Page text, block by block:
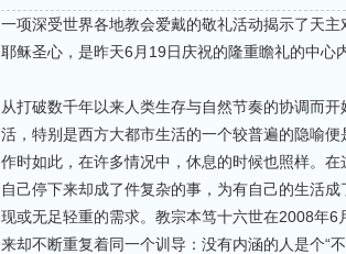
一项深受世界各地教会爱戴的敬礼活动揭示了天
耶稣圣心，是昨天6月19日庆祝的隆重瞻礼的中心
从打破数千年以来人类生存与自然节奏的协调而
活，特别是西方大都市生活的一个较普遍的隐喻
作时如此，在许多情况中，休息的时候也照样。
自己停下来却成了件复杂的事，为有自己的生活
现或无足轻重的需求。教宗本笃十六世在2008年
来却不断重复着同一个训导：没有内涵的人是个“